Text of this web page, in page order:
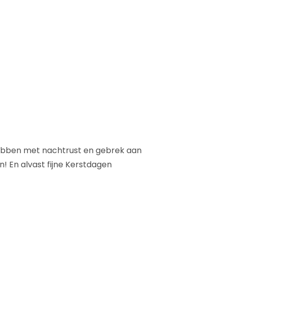
met nachtrust en gebrek aan
En alvast fijne Kerstdagen